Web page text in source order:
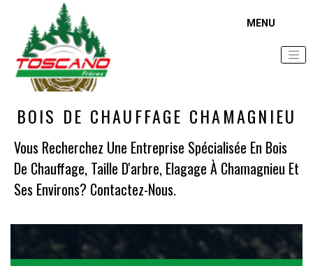
Accueil Zone d'intervention
BOIS DE CHAUFFAGE CHAMAGNIEU
Vous Recherchez Une Entreprise Spécialisée En Bois
De Chauffage, Taille D'arbre, Elagage À Chamagnieu Et
Ses Environs? Contactez-Nous.